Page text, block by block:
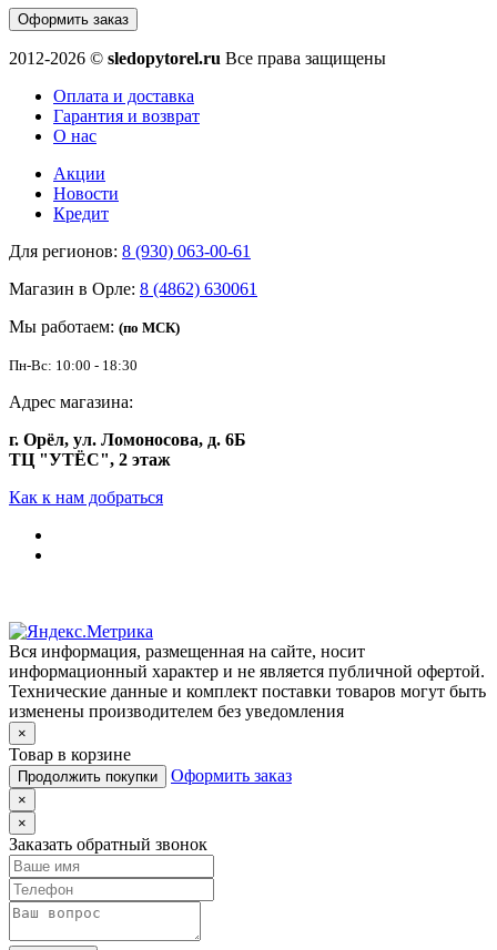
Оформить заказ
2012-2026 © sledopytorel.ru Все права защищены
Оплата и доставка
Гарантия и возврат
О нас
Акции
Новости
Кредит
Для регионов: 8 (930) 063-00-61
Магазин в Орле: 8 (4862) 630061
Мы работаем: (по МСК)
Пн-Вс: 10:00 - 18:30
Адрес магазина:
г. Орёл, ул. Ломоносова, д. 6Б
ТЦ "УТЁС", 2 этаж
Как к нам добраться
Вся информация, размещенная на сайте, носит
информационный характер и не является публичной офертой.
Технические данные и комплект поставки товаров могут быть
изменены производителем без уведомления
×
Товар в корзине
Продолжить покупки Оформить заказ
×
×
Заказать обратный звонок